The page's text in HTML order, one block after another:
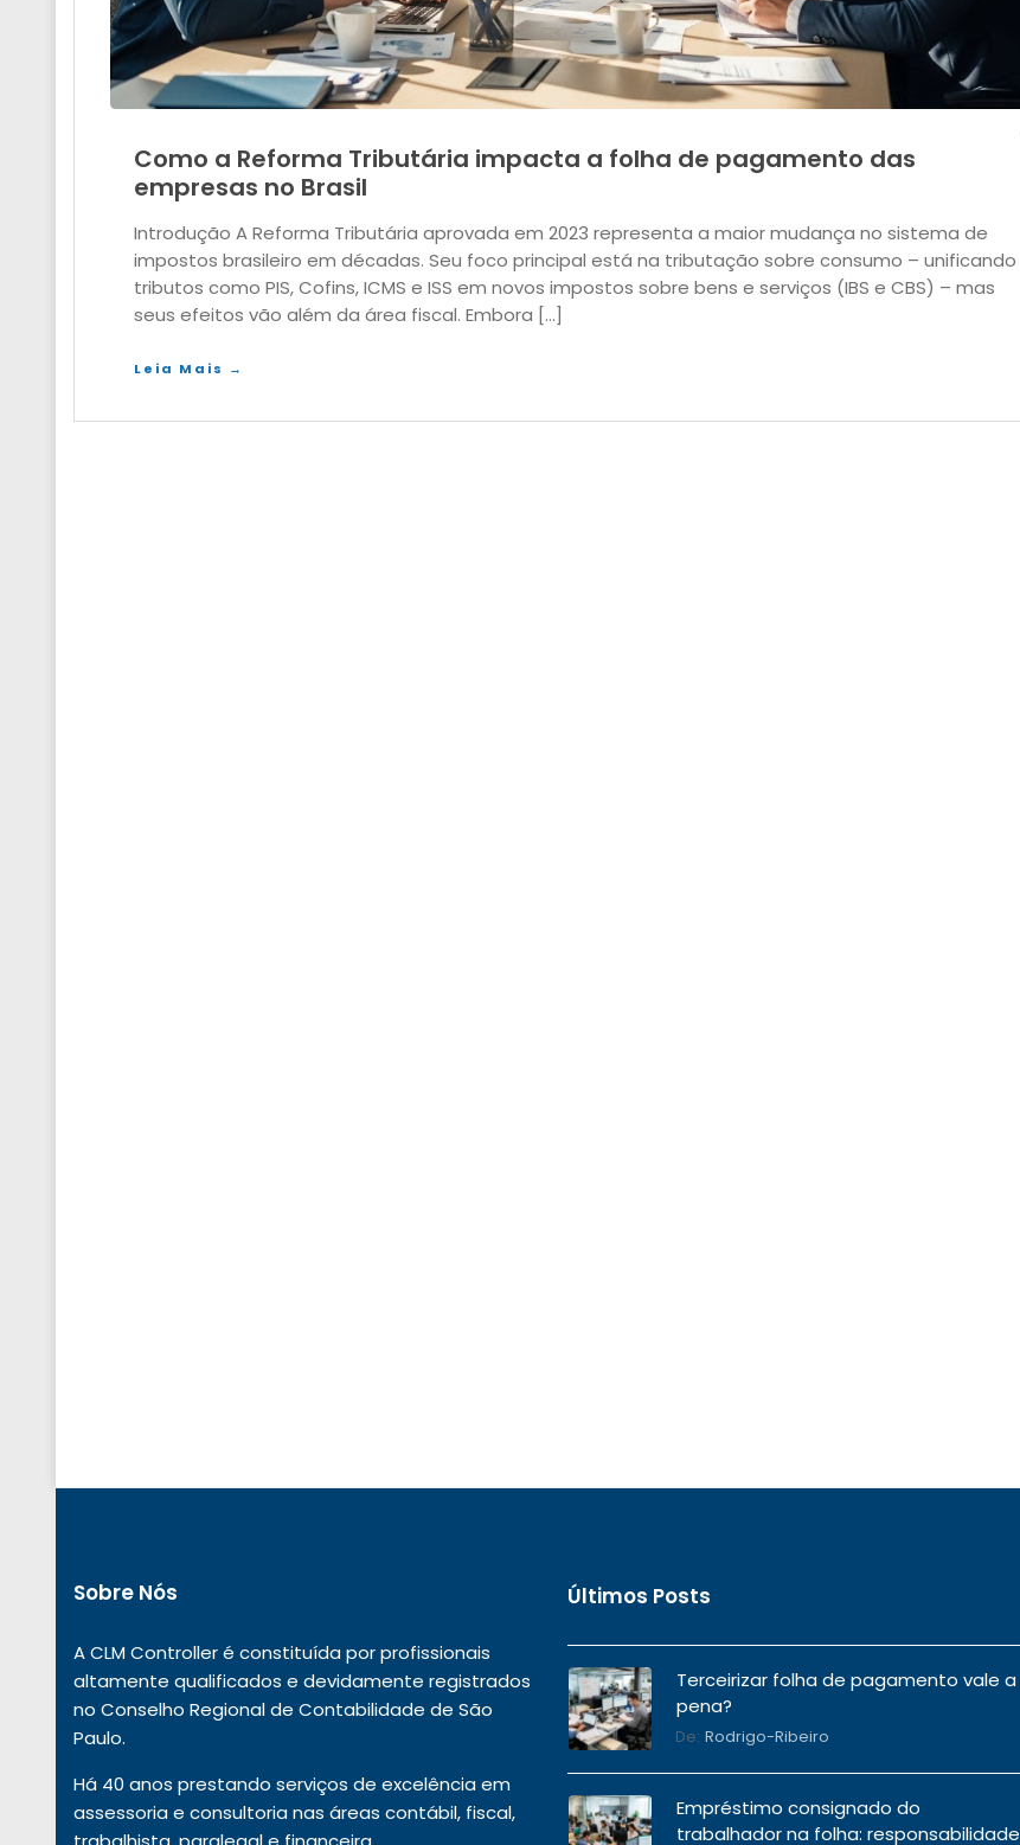
Como a Reforma Tributária impacta a folha de pagamento das
empresas no Brasil
Introdução A Reforma Tributária aprovada em 2023 representa a maior mudança no sistema de
impostos brasileiro em décadas. Seu foco principal está na tributação sobre consumo – unificando
tributos como PIS, Cofins, ICMS e ISS em novos impostos sobre bens e serviços (IBS e CBS) – mas
seus efeitos vão além da área fiscal. Embora […]
Leia Mais →
Sobre Nós
A CLM Controller é constituída por profissionais
altamente qualificados e devidamente registrados
no Conselho Regional de Contabilidade de São
Paulo.
Há 40 anos prestando serviços de excelência em
assessoria e consultoria nas áreas contábil, fiscal,
Últimos Posts
Terceirizar folha de pagamento vale a
pena?
De: Rodrigo-Ribeiro
Empréstimo consignado do
trabalhador na folha: responsabilidade